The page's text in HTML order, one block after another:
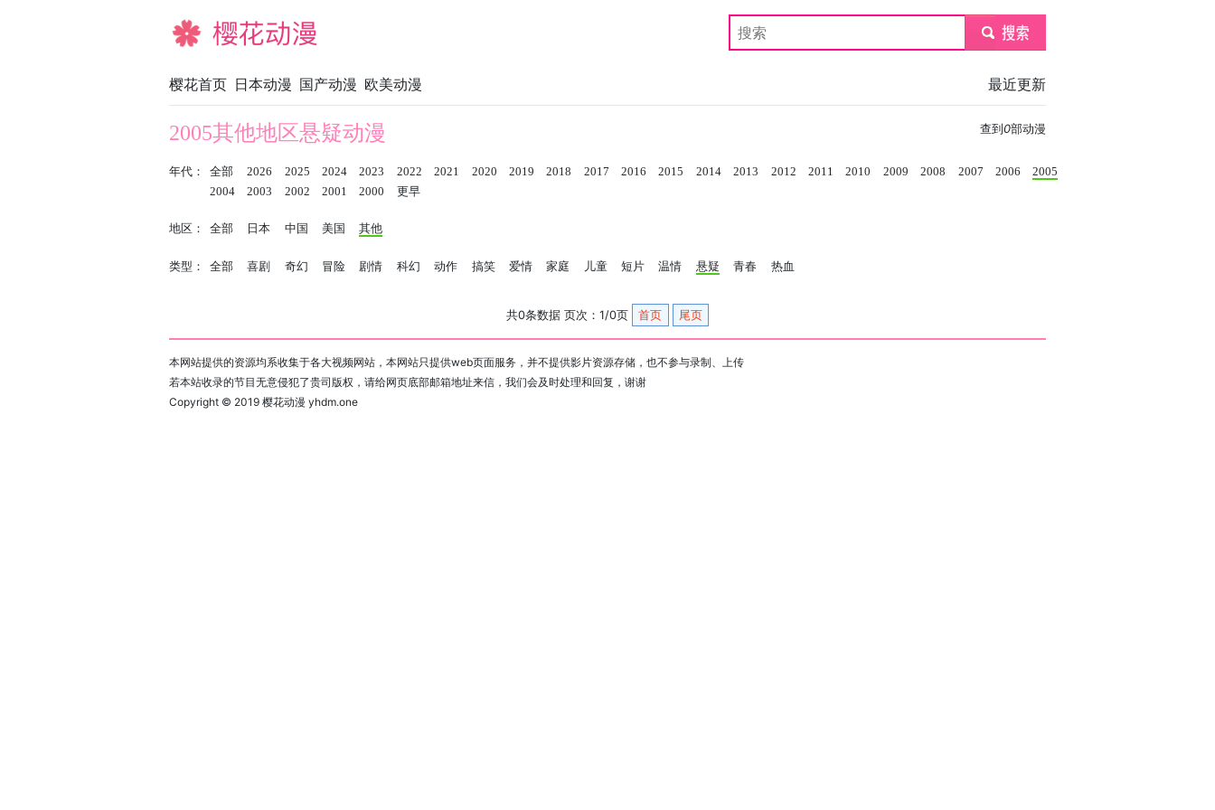
樱花动漫 submit
樱花首页 日本动漫 国产动漫 欧美动漫 最近更新
查到 0部动漫
2005其他地区悬疑动漫
年代： 全部 2026 2025 2024 2023 2022 2021 2020 2019 2018 2017 2016 2015 2014 2013 2012 2011 2010 2009 2008 2007 2006
2005
2004
2003 2002 2001 2000 更早
地区： 全部 日本 中国 美国 其他
类型： 全部 喜剧 奇幻 冒险 剧情 科幻 动作 搞笑 爱情 家庭 儿童 短片 温情 悬疑 青春 热血
共0条数据 页次：1/0页 首页 尾页
本网站提供的资源均系收集于各大视频网站，本网站只提供web页面服务，并不提供影片资源存储，也不参与录制、上传
若本站收录的节目无意侵犯了贵司版权，请给网页底部邮箱地址来信，我们会及时处理和回复，谢谢
Copyright © 2019 樱花动漫 yhdm.one